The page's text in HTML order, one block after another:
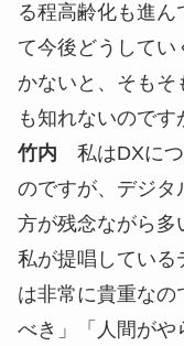
る程高齢化も進
て今後どうしてい
かないと、そも
も知れないのです
竹内 私はDXに
のですが、デジタ
方が残念ながら多
私が提唱している
は非常に貴重なの
べき」「人間がや